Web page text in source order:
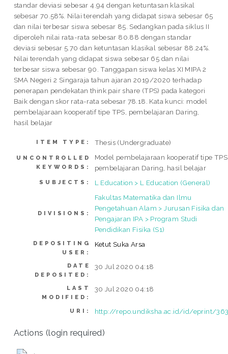
standar deviasi sebesar 4.94 dengan ketuntasan klasikal
sebesar 70.58%. Nilai terendah yang didapat siswa sebesar 65
dan nilai terbesar siswa sebesar 85. Sedangkan pada siklus II
diperoleh nilai rata-rata sebesar 80.88 dengan standar
deviasi sebesar 5.70 dan ketuntasan klasikal sebesar 88.24%.
Nilai terendah yang didapat siswa sebesar 65 dan nilai
terbesar siswa sebesar 90. Tanggapan siswa kelas XI MIPA 2
SMA Negeri 2 Singaraja tahun ajaran 2019/2020 terhadap
penerapan pendekatan think pair share (TPS) pada kategori
Baik dengan skor rata-rata sebesar 78.18. Kata kunci: model
pembelajaraan kooperatif tipe TPS, pembelajaran Daring,
hasil belajar
ITEM TYPE: Thesis (Undergraduate)
UNCONTROLLED
KEYWORDS:
Model pembelajaraan kooperatif tipe
pembelajaran Daring, hasil belajar
SUBJECTS: L Education > L Education (General)
DIVISIONS:
Fakultas Matematika dan Ilmu
Pengetahuan Alam > Jurusan Fisika dan
Pengajaran IPA > Program Studi
Pendidikan Fisika (S1)
DEPOSITING
USER:
Ketut Suka Arsa
DATE
DEPOSITED:
30 Jul 2020 04:18
LAST
MODIFIED:
30 Jul 2020 04:18
URI: http://repo.undiksha.ac.id/id/eprint/
Actions (login required)